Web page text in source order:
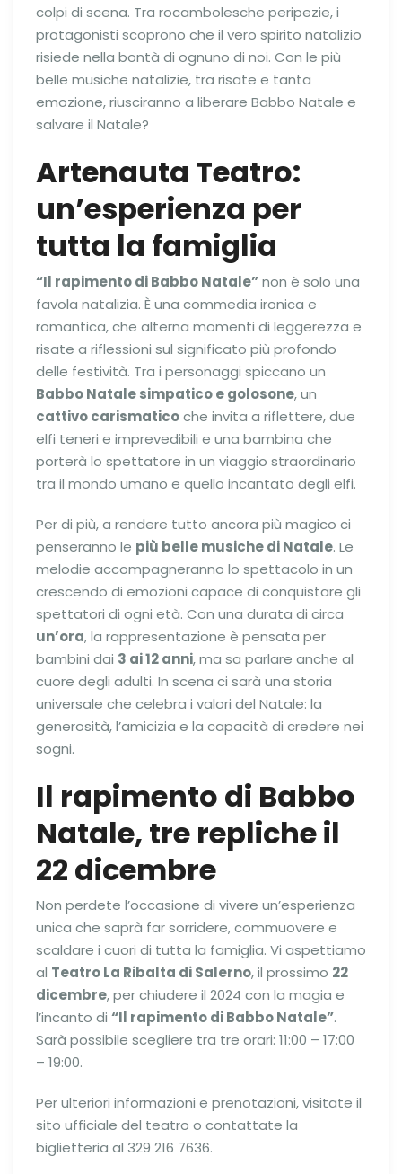
colpi di scena. Tra rocambolesche peripezie, i
protagonisti scoprono che il vero spirito natalizio
risiede nella bontà di ognuno di noi. Con le più
belle musiche natalizie, tra risate e tanta
emozione, riusciranno a liberare Babbo Natale e
salvare il Natale?
Artenauta Teatro:
un’esperienza per
tutta la famiglia
“Il rapimento di Babbo Natale”non è solo una
favola natalizia. È una commedia ironica e
romantica, che alterna momenti di leggerezza e
risate a riflessioni sul significato più profondo
delle festività. Tra i personaggi spiccano un
Babbo Natale simpatico e golosone, un
cattivo carismaticoche invita a riflettere, due
elfi teneri e imprevedibili e una bambina che
porterà lo spettatore in un viaggio straordinario
tra il mondo umano e quello incantato degli elfi.
Per di più, a rendere tutto ancora più magico ci
penseranno le più belle musiche di Natale. Le
melodie accompagneranno lo spettacolo in un
crescendo di emozioni capace di conquistare gli
spettatori di ogni età. Con una durata di circa
un’ora, la rappresentazione è pensata per
bambini dai 3 ai 12 anni, ma sa parlare anche al
cuore degli adulti. In scena ci sarà una storia
universale che celebra i valori del Natale: la
generosità, l’amicizia e la capacità di credere nei
sogni.
Il rapimento di Babbo
Natale, tre repliche il
22 dicembre
Non perdete l’occasione di vivere un’esperienza
unica che saprà far sorridere, commuovere e
scaldare i cuori di tutta la famiglia. Vi aspettiamo
al Teatro La Ribalta di Salerno, il prossimo 22
dicembre, per chiudere il 2024 con la magia e
l’incanto di “Il rapimento di Babbo Natale”.
Sarà possibile scegliere tra tre orari: 11:00 – 17:00
– 19:00.
Per ulteriori informazioni e prenotazioni, visitate il
sito ufficiale del teatro o contattate la
biglietteria al 329 216 7636.